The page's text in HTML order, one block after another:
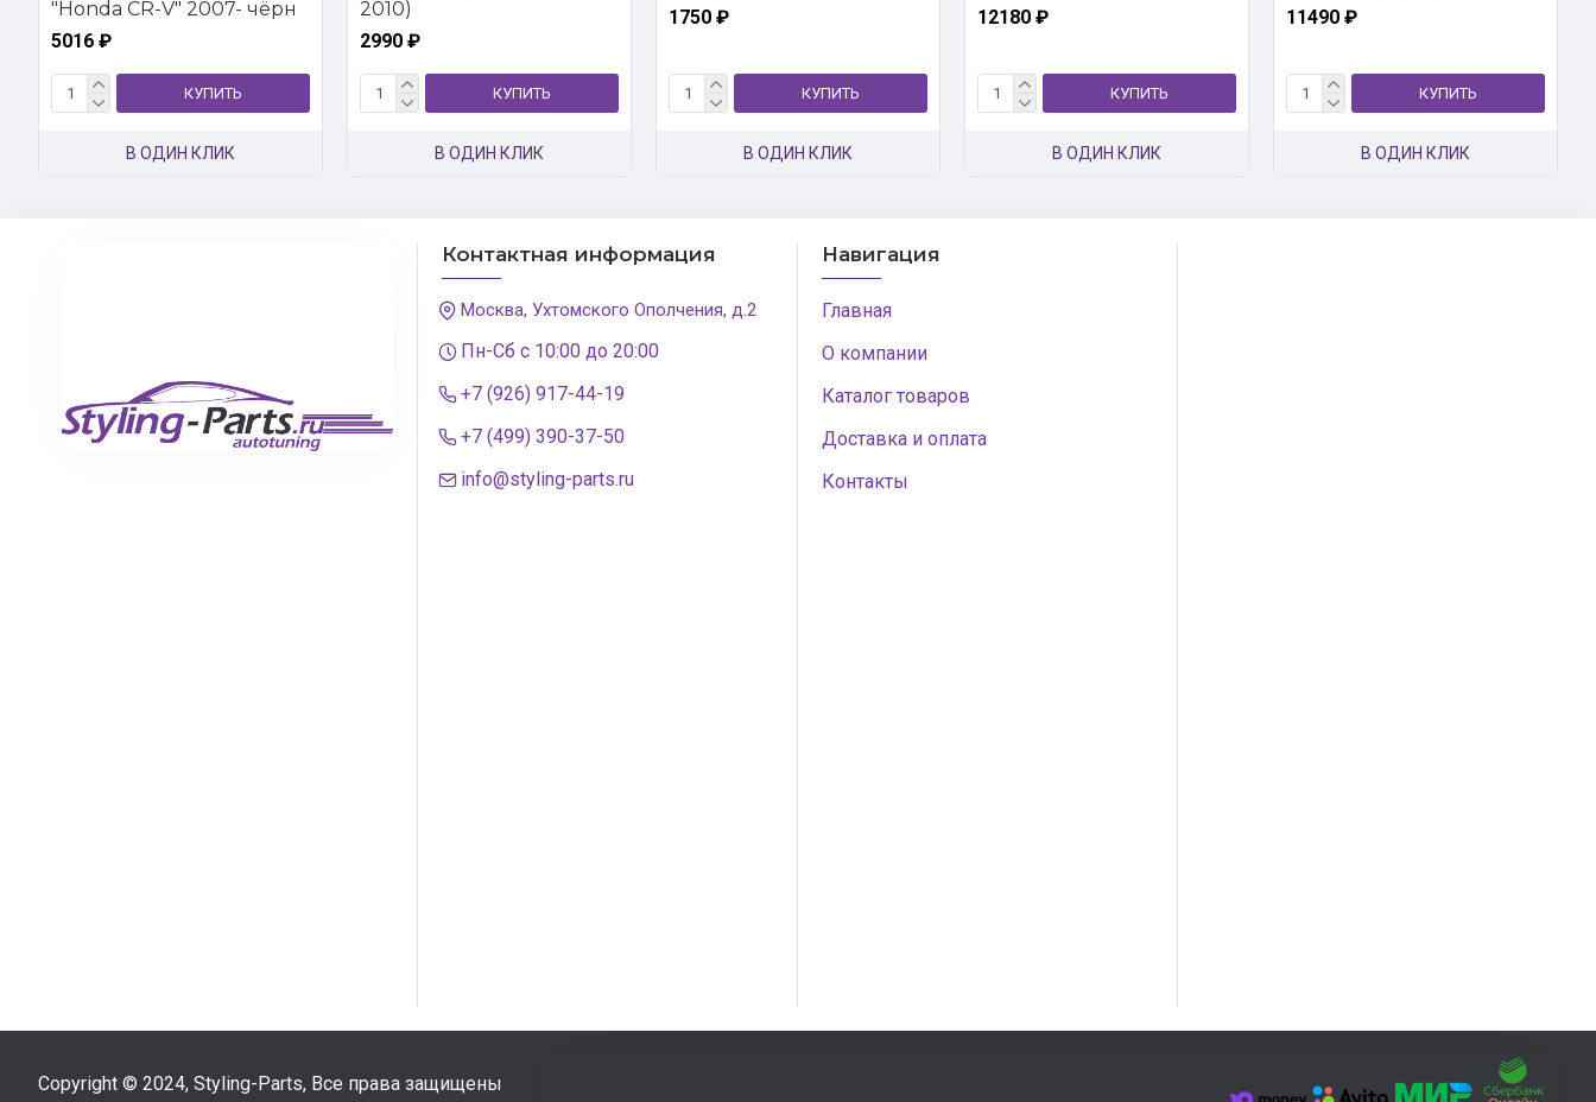
"Honda CR-V" 2007- чёрн
5016 ₽
КУПИТЬ
В ОДИН КЛИК
2010)
2990 ₽
КУПИТЬ
В ОДИН КЛИК
1750 ₽
КУПИТЬ
В ОДИН КЛИК
12180 ₽
КУПИТЬ
В ОДИН КЛИК
11490 ₽
КУПИТЬ
В ОДИН КЛИК
Контактная информация
Москва, Ухтомского Ополчения, д.2
Пн-Сб с 10:00 до 20:00
+7 (926) 917-44-19
+7 (499) 390-37-50
info@styling-parts.ru
Навигация
Главная
О компании
Каталог товаров
Доставка и оплата
Контакты
Copyright © 2024, Styling-Parts, Все права защищены